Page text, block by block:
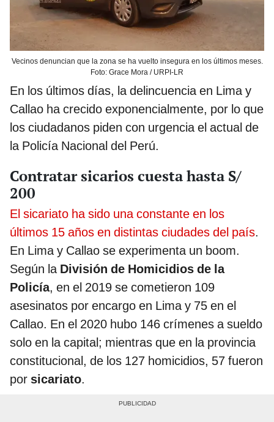
Vecinos denuncian que la zona se ha vuelto insegura en los últimos meses.
Foto: Grace Mora / URPI-LR
En los últimos días, la delincuencia en Lima y
Callao ha crecido exponencialmente, por lo que
los ciudadanos piden con urgencia el actual de
la Policía Nacional del Perú.
Contratar sicarios cuesta hasta S/
200
El sicariato ha sido una constante en los
últimos 15 años en distintas ciudades del país.
En Lima y Callao se experimenta un boom.
Según la División de Homicidios de la
Policía, en el 2019 se cometieron 109
asesinatos por encargo en Lima y 75 en el
Callao. En el 2020 hubo 146 crímenes a sueldo
solo en la capital; mientras que en la provincia
constitucional, de los 127 homicidios, 57 fueron
por sicariato.